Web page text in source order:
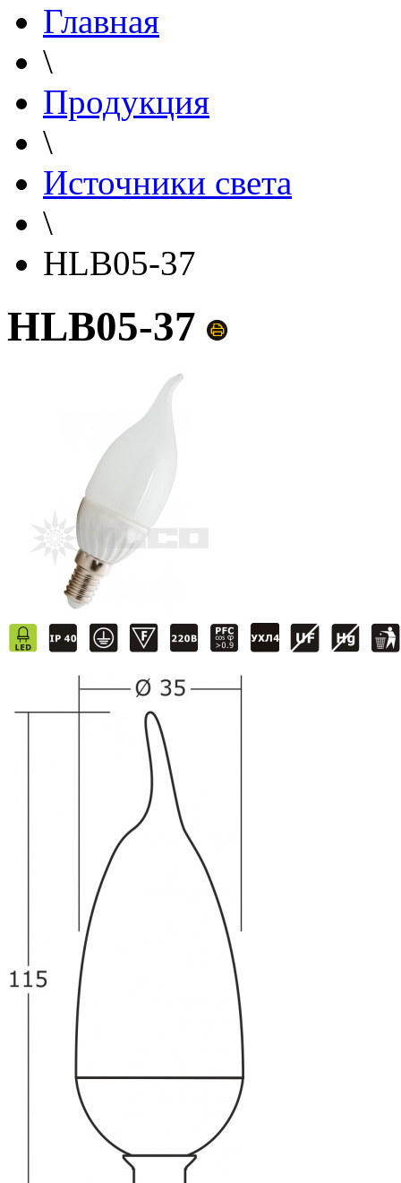
Главная
\
Продукция
\
Источники света
\
HLB05-37
HLB05-37